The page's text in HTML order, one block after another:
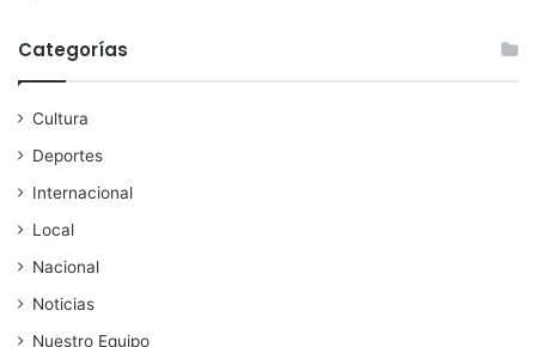
Categorías
Cultura
Deportes
Internacional
Local
Nacional
Noticias
Nuestro Equipo